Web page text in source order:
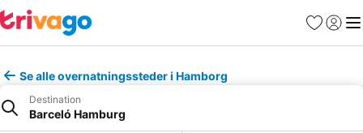
Favoritter
Log ind
Se alle overnatningssteder i Hamborg
Destination
Barceló Hamburg